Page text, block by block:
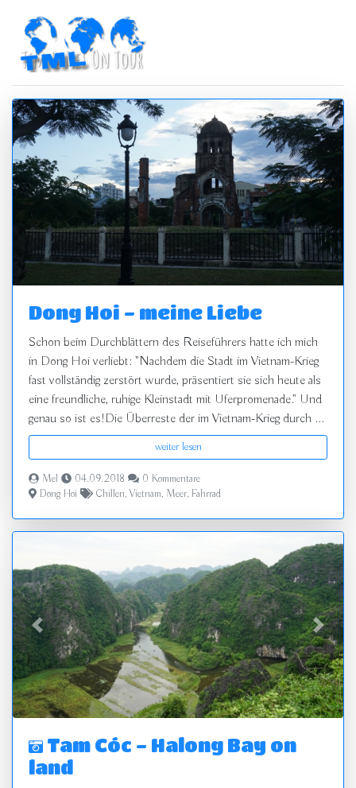
Dong Hoi - meine Liebe
Schon beim Durchblättern des Reiseführers hatte ich mich
in Dong Hoi verliebt: "Nachdem die Stadt im Vietnam-Krieg
fast vollständig zerstört wurde, präsentiert sie sich heute als
eine freundliche, ruhige Kleinstadt mit Uferpromenade." Und
genau so ist es!Die Überreste der im Vietnam-Krieg durch ...
weiter lesen
Mel 04.09.2018
0 Kommentare
Dong Hoi
Chillen, Vietnam, Meer, Fahrrad
zurück vor
Tam Cóc - Halong Bay on
land